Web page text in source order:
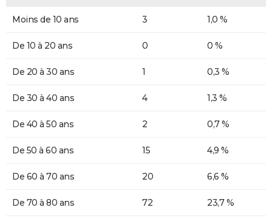
Moins de 10 ans 3 1,0 %
De 10 à 20 ans 0 0 %
De 20 à 30 ans 1 0,3 %
De 30 à 40 ans 4 1,3 %
De 40 à 50 ans 2 0,7 %
De 50 à 60 ans 15 4,9 %
De 60 à 70 ans 20 6,6 %
De 70 à 80 ans 72 23,7 %